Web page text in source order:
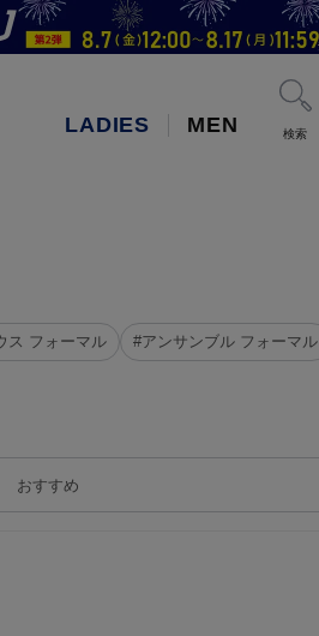
LADIES MEN 検索
ス フォーマル #アンサンブル フォーマル